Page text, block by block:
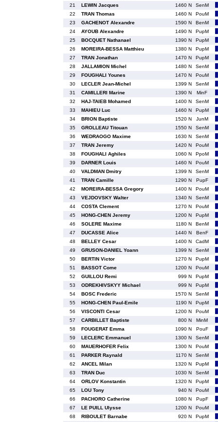
21
LEWIN Jacques 1460 N
SenM
22
TRAN Thomas 1460 N
PouM
23
GACHENOT Alexandre 1590 N
BenM
24
AYOUB Alexandre 1490 N
PupM
25
BOCQUET Nathanael 1390 N
PupM
26
MOREIRA-BESSA Matthieu 1380 N
PupM
27
TRAN Jonathan 1470 N
PupM
28
JALLAMION Michel 1480 N
SenM
29
FOUGHALI Younes 1470 N
PouM
30
LECLER Jean-Michel 1399 N
SenM
31
CAMILLERI Marine 1390 N
MinF
32
HAJ-TAIEB Mohamed 1400 N
SenM
33
MAHIEU Luc 1460 N
PupM
34
BRION Baptiste 1520 N
JunM
35
GROLLEAU Titouan 1550 N
SenM
36
WEDRAOGO Maxime 1630 N
SenM
37
TRAN Jeremy 1420 N
PouM
38
FOUGHALI Aghiles 1060 N
PpoM
39
DARNER Louis 1460 N
PouM
40
VALDMAN Dmitry 1399 N
SenM
41
TRAN Camille 1290 N
PupF
42
MOREIRA-BESSA Gregory 1400 N
PouM
43
VEJDOVSKY Walter 1340 N
SenM
44
COSTA Clement 1270 N
PouM
45
HONG-CHEN Jeremy 1200 N
PupM
46
SOLERE Maxime 1180 N
BenM
47
DUCASSE Alice 1440 N
BenF
48
BELLEY Cesar 1400 N
CadM
49
GRUSON-DANIEL Yoann 1399 N
SenM
50
BERTIN Victor 1270 N
PupM
51
BASSOT Come 1200 N
PouM
52
GUILLOU Remi 999 N
PupM
53
ODREKHIVSKYY Michael 999 N
PupM
54
BOSC Frederic 1570 N
SenM
55
HONG-CHEN Paul-Emile 1190 N
PupM
56
VISCONTI Cesar 1200 N
PouM
57
CARBILLET Baptiste 800 N
MinM
58
FOUGERAT Emma 1090 N
PouF
59
LECLERC Emmanuel 1300 N
SenM
60
MAUERHOFER Felix 1300 N
PouM
61
PARKER Raynald 1170 N
SenM
62
ANCEL Milan 1320 N
PupM
63
TRAN Duc 1030 N
SenM
64
ORLOV Konstantin 1320 N
PupM
65
LOU Tony 940 N
PouM
66
PACHORO Catherine 1080 N
PupF
67
LE PUILL Ulysse 1200 N
PouM
68
RIBOULET Barnabe 920 N
PupM